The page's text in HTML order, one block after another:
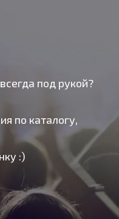
под рукой?
по каталогу,
:)